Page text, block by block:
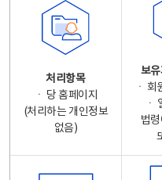
처리항목
ㆍ 당 홈페이지
(처리하는 개인정보
없음)
보유
ㆍ 회
ㆍ
법